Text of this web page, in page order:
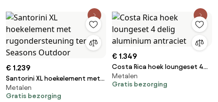
€ 1.239
Santorini XL hoekelement met
rugondersteuning terre 4
Seasons Outdoor
Metalen
Gratis bezorging
€ 1.349
Costa Rica hoek loungeset 4
delig aluminium antraciet
Metalen
Gratis bezorging